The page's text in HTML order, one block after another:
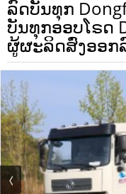
ລົດບັນທຸກ
ບັນທຸກອອບໂຣດ
ຜູ້ຜະລິດສົ່ງອອກ